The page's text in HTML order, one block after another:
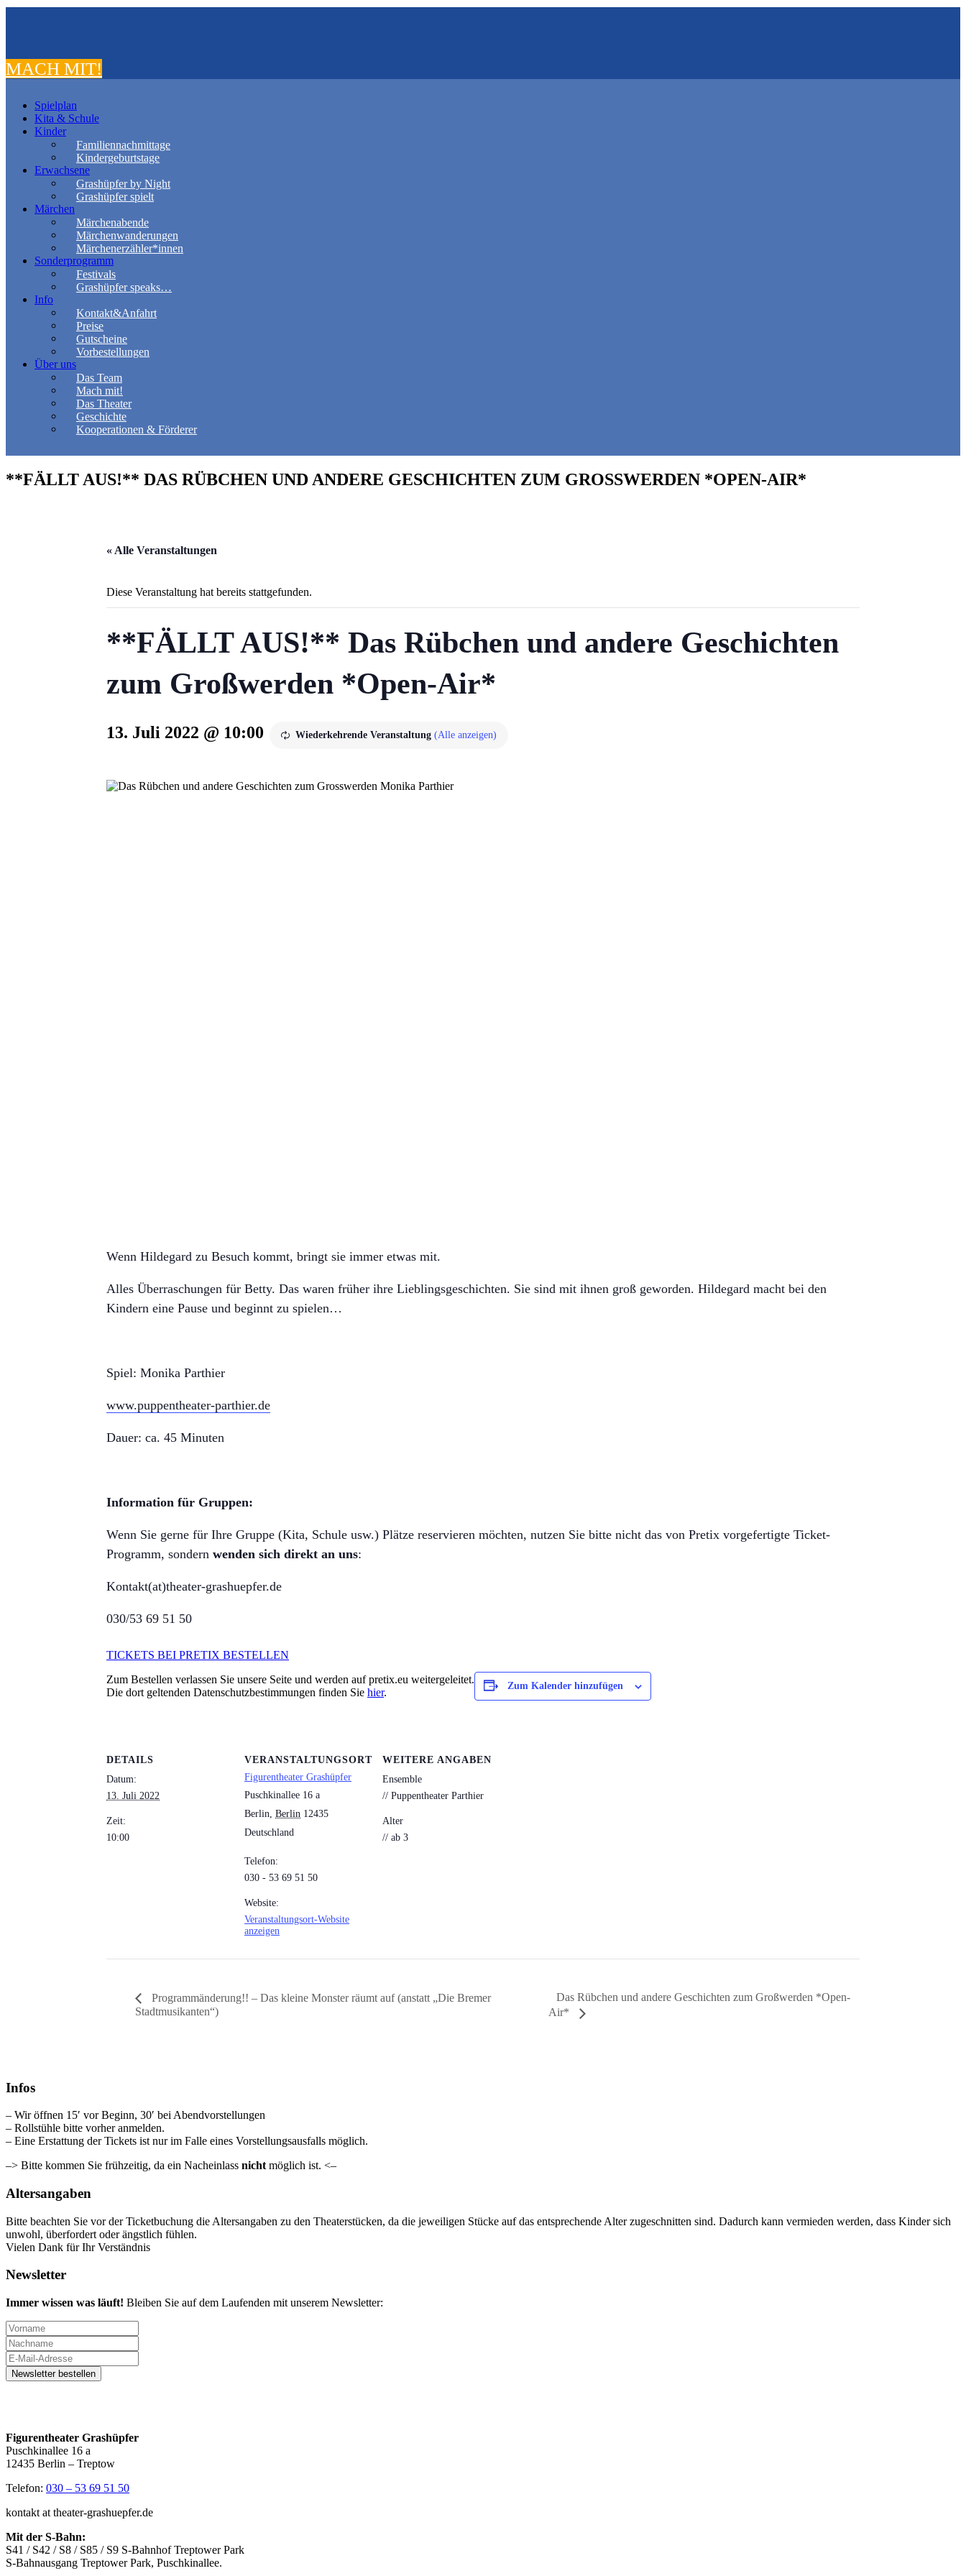
MACH MIT!
Spielplan
Kita & Schule
Kinder
Familiennachmittage
Kindergeburtstage
Erwachsene
Grashüpfer by Night
Grashüpfer spielt
Märchen
Märchenabende
Märchenwanderungen
Märchenerzähler*innen
Sonderprogramm
Festivals
Grashüpfer speaks…
Info
Kontakt&Anfahrt
Preise
Gutscheine
Vorbestellungen
Über uns
Das Team
Mach mit!
Das Theater
Geschichte
Kooperationen & Förderer
**FÄLLT AUS!** DAS RÜBCHEN UND ANDERE GESCHICHTEN ZUM GROSSWERDEN *OPEN-AIR*
« Alle Veranstaltungen
Diese Veranstaltung hat bereits stattgefunden.
**FÄLLT AUS!** Das Rübchen und andere Geschichten
zum Großwerden *Open-Air*
13. Juli 2022 @ 10:00 Wiederkehrende Veranstaltung (Alle anzeigen)
Wenn Hildegard zu Besuch kommt, bringt sie immer etwas mit.
Alles Überraschungen für Betty. Das waren früher ihre Lieblingsgeschichten. Sie sind mit ihnen groß geworden. Hildegard macht bei den
Kindern eine Pause und beginnt zu spielen…
Spiel: Monika Parthier
www.puppentheater-parthier.de
Dauer: ca. 45 Minuten
Information für Gruppen:
Wenn Sie gerne für Ihre Gruppe (Kita, Schule usw.) Plätze reservieren möchten, nutzen Sie bitte nicht das von Pretix vorgefertigte Ticket-
Programm, sondern wenden sich direkt an uns:
Kontakt(at)theater-grashuepfer.de
030/53 69 51 50
TICKETS BEI PRETIX BESTELLEN
Zum Bestellen verlassen Sie unsere Seite und werden auf pretix.eu weitergeleitet.
Die dort geltenden Datenschutzbestimmungen finden Sie hier.
Zum Kalender hinzufügen
DETAILS
Datum:
13. Juli 2022
Zeit:
10:00
VERANSTALTUNGSORT
Figurentheater Grashüpfer
Puschkinallee 16 a
Berlin, Berlin 12435
Deutschland
Telefon:
030 - 53 69 51 50
Website:
Veranstaltungsort-Website
anzeigen
WEITERE ANGABEN
Ensemble
// Puppentheater Parthier
Alter
// ab 3
Programmänderung!! – Das kleine Monster räumt auf (anstatt „Die Bremer
Stadtmusikanten“)
Das Rübchen und andere Geschichten zum Großwerden *Open-
Air*
Infos
– Wir öffnen 15′ vor Beginn, 30′ bei Abendvorstellungen
– Rollstühle bitte vorher anmelden.
– Eine Erstattung der Tickets ist nur im Falle eines Vorstellungsausfalls möglich.
–> Bitte kommen Sie frühzeitig, da ein Nacheinlass nicht möglich ist. <–
Altersangaben
Bitte beachten Sie vor der Ticketbuchung die Altersangaben zu den Theaterstücken, da die jeweiligen Stücke auf das entsprechende Alter zugeschnitten sind. Dadurch kann vermieden werden, dass Kinder sich
unwohl, überfordert oder ängstlich fühlen.
Vielen Dank für Ihr Verständnis
Newsletter
Immer wissen was läuft! Bleiben Sie auf dem Laufenden mit unserem Newsletter:
Figurentheater Grashüpfer
Puschkinallee 16 a
12435 Berlin – Treptow
Telefon: 030 – 53 69 51 50
kontakt at theater-grashuepfer.de
Mit der S-Bahn:
S41 / S42 / S8 / S85 / S9 S-Bahnhof Treptower Park
S-Bahnausgang Treptower Park, Puschkinallee.